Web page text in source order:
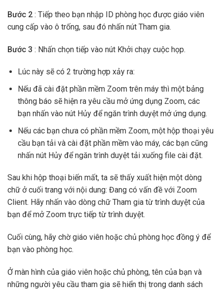
Bước 2 : Tiếp theo bạn nhập ID phòng học được giáo viên
cung cấp vào ô trống, sau đó nhấn nút Tham gia.
Bước 3 : Nhấn chọn tiếp vào nút Khởi chạy cuộc họp.
Lúc này sẽ có 2 trường hợp xảy ra:
Nếu đã cài đặt phần mềm Zoom trên máy thì một bảng
thông báo sẽ hiện ra yêu cầu mở ứng dụng Zoom, các
bạn nhấn vào nút Hủy để ngăn trình duyệt mở ứng dụng.
Nếu các bạn chưa có phần mềm Zoom, một hộp thoại yêu
cầu bạn tải và cài đặt phần mềm vào máy, các bạn cũng
nhấn nút Hủy để ngăn trình duyệt tải xuống file cài đặt.
Sau khi hộp thoại biến mất, ta sẽ thấy xuất hiện một dòng
chữ ở cuối trang với nội dung: Đang có vấn đề với Zoom
Client. Hãy nhấn vào dòng chữ Tham gia từ trình duyệt của
bạn để mở Zoom trực tiếp từ trình duyệt.
Cuối cùng, hãy chờ giáo viên hoặc chủ phòng học đồng ý để
bạn vào phòng học.
Ở màn hình của giáo viên hoặc chủ phòng, tên của bạn và
những người yêu cầu tham gia sẽ hiển thị trong danh sách